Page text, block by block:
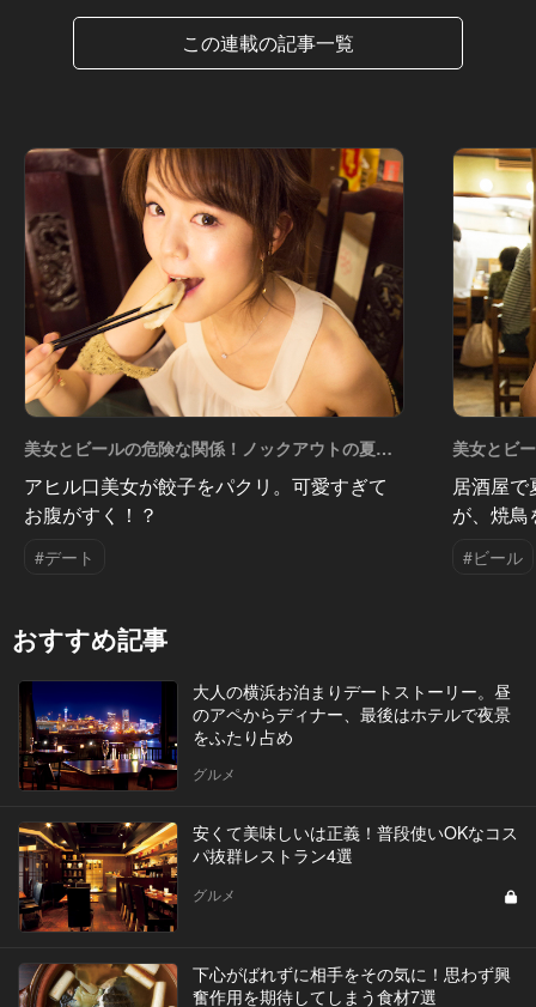
この連載の記事一覧
美女とビールの危険な関係！ノックアウトの夏の
アヒル口美女が餃子をパクリ。可愛すぎて
お腹がすく！？
#デート
美女とビ
夜 Vol.2
居酒屋
が、焼
#ビール
おすすめ記事
大人の横浜お泊まりデートストーリー。昼
のアペからディナー、最後はホテルで夜景
をふたり占め
グルメ
安くて美味しいは正義！普段使いOKなコス
パ抜群レストラン4選
グルメ
下心がばれずに相手をその気に！思わず興
奮作用を期待してしまう食材7選